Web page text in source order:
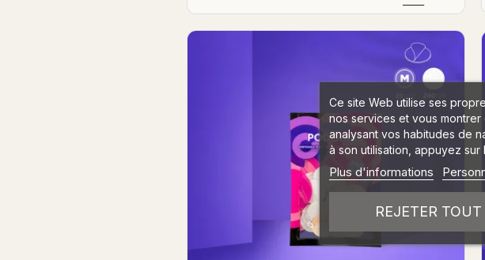
Ce site Web utilise ses
nos services et vous
analysant vos habitudes de
à son utilisation, appuyez
Plus d'informations
REJETER TOUT